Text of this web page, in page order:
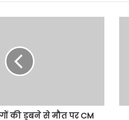
की डूबने से मौत पर CM